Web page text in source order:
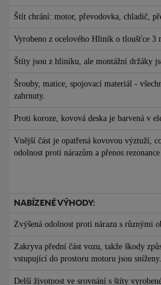
Štít chrání: motor, převodovka, chladič,
Vyrobeno z ocelového Hliník o tloušťce 3
Štíty jsou z hliníku, ale montážní držáky
Šrouby, matice, spojovací materiál -
zahrnuty.
Proti koroze, kovová deska je barvená v
Vnější část je opatřená kovovou výztuží,
odolnost proti nárazům a přenos
NABÍZENÉ VÝHODY:
Zvýšená odolnost proti nárazu s různými
Zakryva přední část vozu, takže škody
vstupující do prostoru motoru jsou sníženy.
Delší životnost ve srovnání s štíty